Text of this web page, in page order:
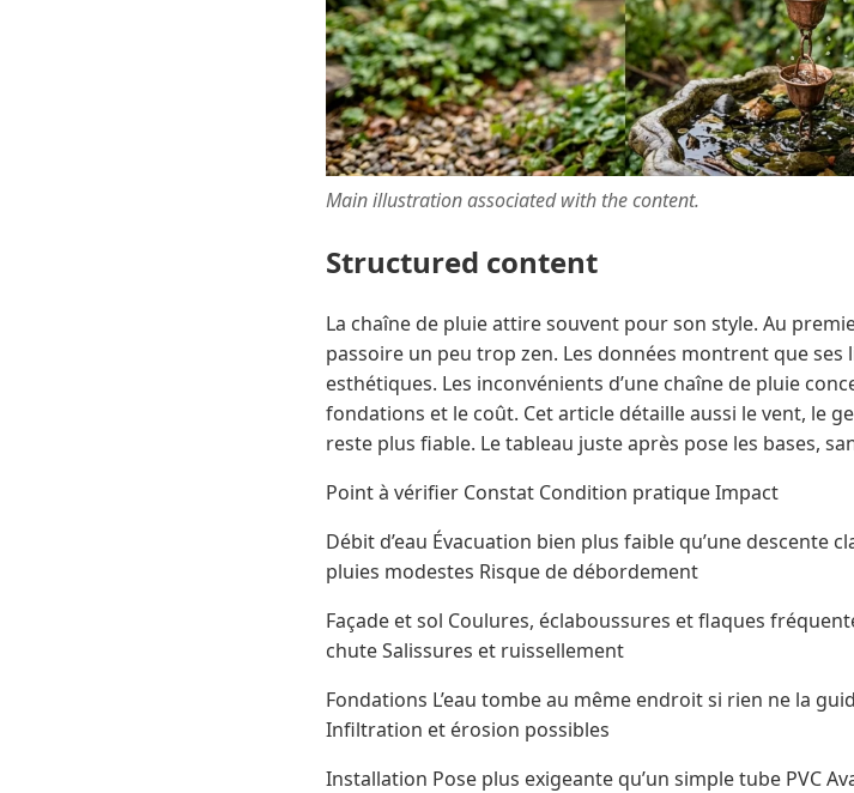
Main illustration associated with the content.
Structured content
La chaîne de pluie attire souvent pour son style. Au
passoire un peu trop zen. Les données montrent que
esthétiques. Les inconvénients d’une chaîne de pluie
fondations et le coût. Cet article détaille aussi le vent, le
reste plus fiable. Le tableau juste après pose les bases,
Point à vérifier Constat Condition pratique Impact
Débit d’eau Évacuation bien plus faible qu’une descente
pluies modestes Risque de débordement
Façade et sol Coulures, éclaboussures et flaques
chute Salissures et ruissellement
Fondations L’eau tombe au même endroit si rien ne la
Infiltration et érosion possibles
Installation Pose plus exigeante qu’un simple tube PVC